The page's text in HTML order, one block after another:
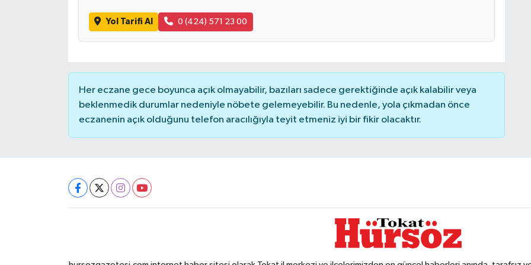
Yol Tarifi Al 0 (424) 571 23 00
Her eczane gece boyunca açık olmayabilir, bazıları sadece gerektiğinde açık kalabilir veya
beklenmedik durumlar nedeniyle nöbete gelemeyebilir. Bu nedenle, yola çıkmadan önce
eczanenin açık olduğunu telefon aracılığıyla teyit etmeniz iyi bir fikir olacaktır.